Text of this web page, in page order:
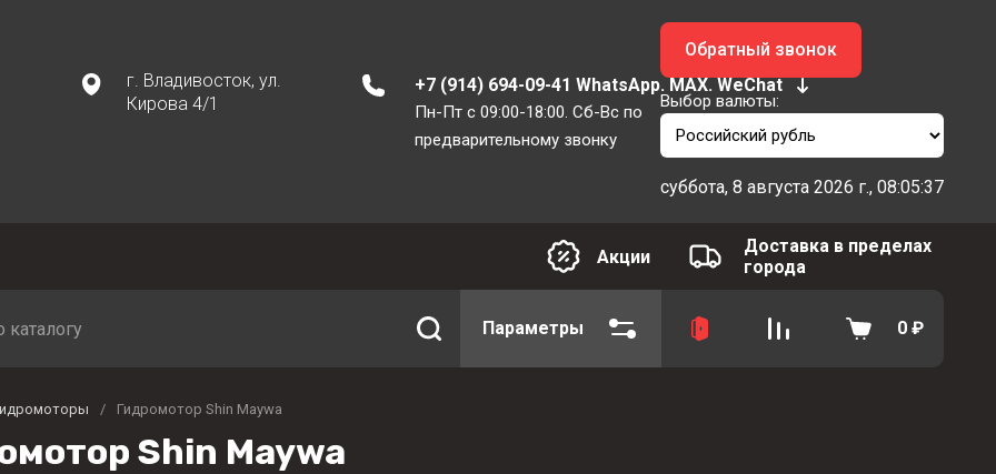
г. Владивосток, ул.
Кирова 4/1
+7 (914) 694-09-41 WhatsApp. MAX. WeChat
Пн-Пт с 09:00-18:00. Сб-Вс по
предварительному звонку
Обратный звонок
Выбор валюты:
суббота, 8 августа 2026 г., 08:05:38
Акции
Доставка в пределах
города
Параметры 0 ₽
/ Гидромотор Shin Maywa
Shin Maywa